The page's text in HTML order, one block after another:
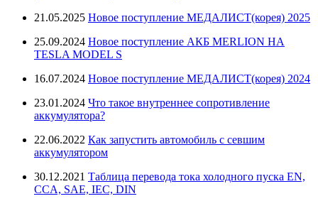
21.05.2025 Новое поступление МЕДАЛИСТ(корея) 2025
25.09.2024 Новое поступление АКБ MERLION НА
TESLA MODEL S
16.07.2024 Новое поступление МЕДАЛИСТ(корея) 2024
23.01.2024 Что такое внутреннее сопротивление
аккумулятора?
22.06.2022 Как запустить автомобиль с севшим
аккумулятором
30.12.2021 Таблица перевода тока холодного пуска EN,
CCA, SAE, IEC, DIN